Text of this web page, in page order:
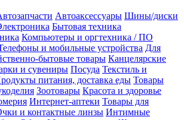
Автоаксессуары Шины/диски
Бытовая техника
Компьютеры и оргтехника / ПО
и мобильные устройства Для
бытовые товары Канцелярские
и сувениры Посуда Текстиль и
питания, доставка еды Товары
Зоотовары Красота и здоровье
Интернет-аптеки Товары для
и контактные линзы Интимные